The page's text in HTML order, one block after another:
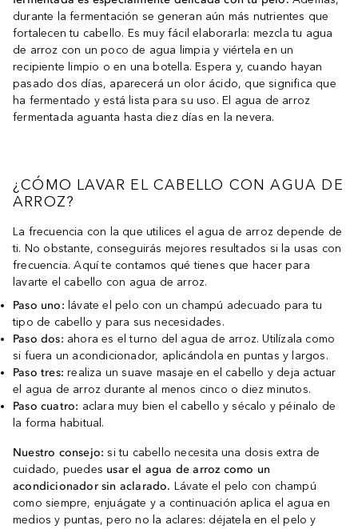
durante la fermentación se generan aún más nutrientes que
fortalecen tu cabello. Es muy fácil elaborarla: mezcla tu agua
de arroz con un poco de agua limpia y viértela en un
recipiente limpio o en una botella. Espera y, cuando hayan
pasado dos días, aparecerá un olor ácido, que significa que
ha fermentado y está lista para su uso. El agua de arroz
fermentada aguanta hasta diez días en la nevera.
¿CÓMO LAVAR EL CABELLO CON AGUA DE
ARROZ?
La frecuencia con la que utilices el agua de arroz depende de
ti. No obstante, conseguirás mejores resultados si la usas con
frecuencia. Aquí te contamos qué tienes que hacer para
lavarte el cabello con agua de arroz.
Paso uno: lávate el pelo con un champú adecuado para tu
tipo de cabello y para sus necesidades.
Paso dos: ahora es el turno del agua de arroz. Utilízala como
si fuera un acondicionador, aplicándola en puntas y largos.
Paso tres: realiza un suave masaje en el cabello y deja actuar
el agua de arroz durante al menos cinco o diez minutos.
Paso cuatro: aclara muy bien el cabello y sécalo y péinalo de
la forma habitual.
Nuestro consejo: si tu cabello necesita una dosis extra de
cuidado, puedes usar el agua de arroz como un
acondicionador sin aclarado. Lávate el pelo con champú
como siempre, enjuágate y a continuación aplica el agua en
medios y puntas, pero no la aclares: déjatela en el pelo y